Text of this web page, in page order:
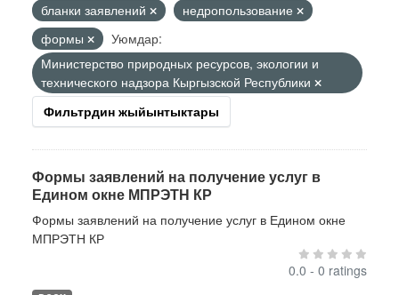
бланки заявлений
недропользование
формы
Уюмдар:
Министерство природных ресурсов, экологии и
технического надзора Кыргызской Республики
Фильтрдин жыйынтыктары
Формы заявлений на получение услуг в
Едином окне МПРЭТН КР
Формы заявлений на получение услуг в Едином окне
МПРЭТН КР
0.0 - 0 ratings